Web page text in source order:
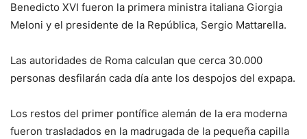
Benedicto XVI fueron la primera ministra italiana Giorgia
Meloni y el presidente de la República, Sergio Mattarella.
Las autoridades de Roma calculan que cerca 30.000
personas desfilarán cada día ante los despojos del expapa.
Los restos del primer pontífice alemán de la era moderna
fueron trasladados en la madrugada de la pequeña capilla